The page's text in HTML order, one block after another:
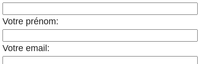
Votre prénom:
Votre email: